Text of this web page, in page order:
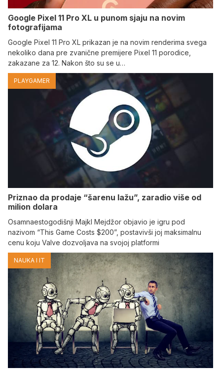
Google Pixel 11 Pro XL u punom sjaju na novim
fotografijama
Google Pixel 11 Pro XL prikazan je na novim renderima svega
nekoliko dana pre zvanične premijere Pixel 11 porodice,
zakazane za 12. Nakon što su se u…
PLAYGAMER
Priznao da prodaje “šarenu lažu”, zaradio više od
milion dolara
Osamnaestogodišnji Majkl Mejdžor objavio je igru pod
nazivom “This Game Costs $200”, postavivši joj maksimalnu
cenu koju Valve dozvoljava na svojoj platformi
NAUKA I IT